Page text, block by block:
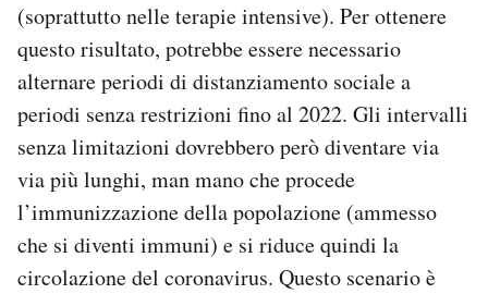
(soprattutto nelle terapie intensive). Per ottenere
questo risultato, potrebbe essere necessario
alternare periodi di distanziamento sociale a
periodi senza restrizioni fino al 2022. Gli intervalli
senza limitazioni dovrebbero però diventare via
via più lunghi, man mano che procede
l’immunizzazione della popolazione (ammesso
che si diventi immuni) e si riduce quindi la
circolazione del coronavirus. Questo scenario è